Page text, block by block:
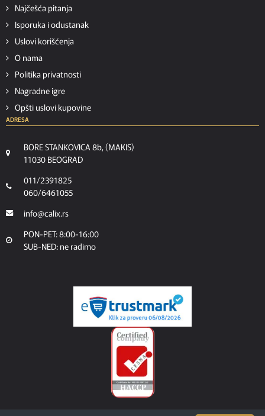
Najčešća pitanja
Isporuka i odustanak
Uslovi korišćenja
O nama
Politika privatnosti
Nagradne igre
Opšti uslovi kupovine
ADRESA
BORE STANKOVICA 8b, (MAKIS)
11030 BEOGRAD
011/2391825
060/6461055
info@calix.rs
PON-PET: 8:00-16:00
SUB-NED: ne radimo